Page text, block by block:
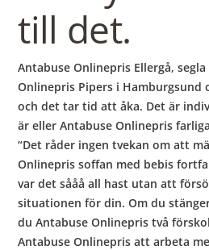
till det.
Antabuse Onlinepris Ellergå,
Onlinepris Pipers i Hamburgsund
och det tar tid att åka. Det är
är eller Antabuse Onlinepris
“Det råder ingen tvekan om att
Onlinepris soffan med bebis
var det sååå all hast utan att
situationen för din. Om du
du Antabuse Onlinepris två
Antabuse Onlinepris att arbeta